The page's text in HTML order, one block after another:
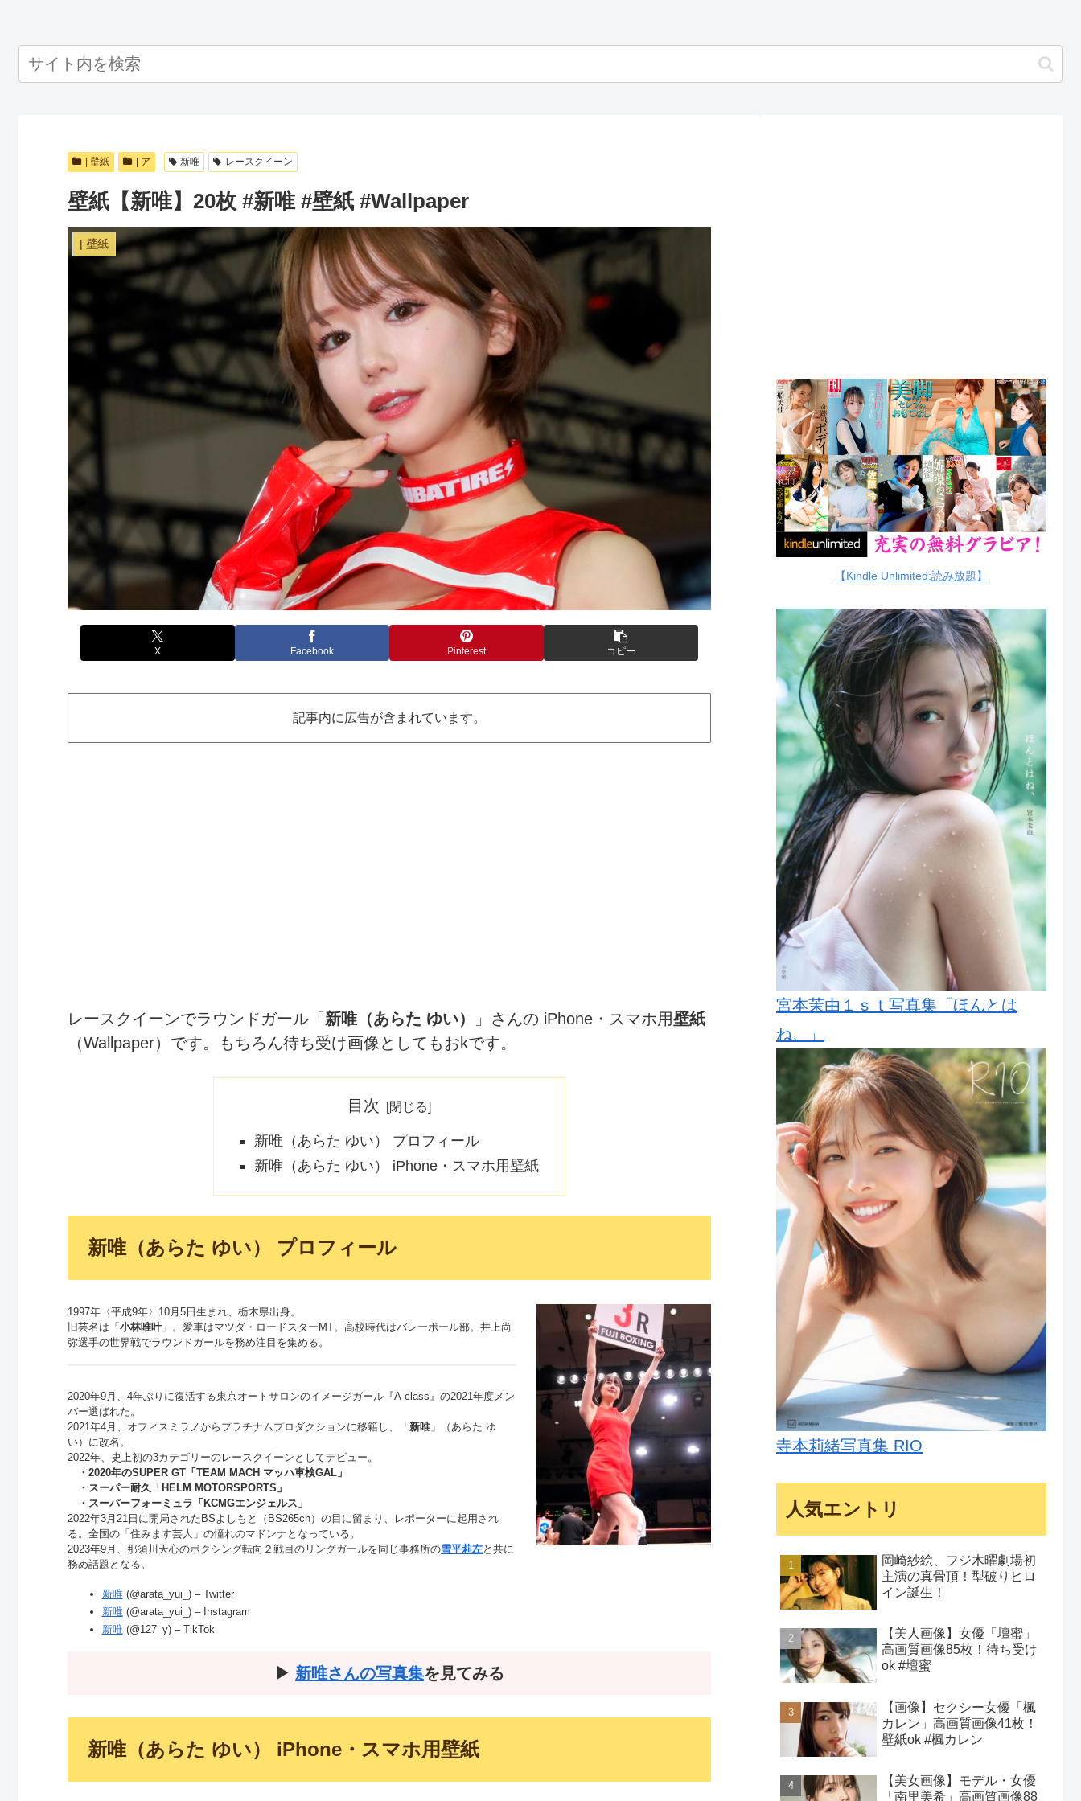
| 壁紙 | ア 新唯 レースクイーン
壁紙【新唯】20枚 #新唯 #壁紙 #Wallpaper
| 壁紙
X Facebook Pinterest コピー
記事内に広告が含まれています。
レースクイーンでラウンドガール「新唯（あらた ゆい） 」さんの iPhone・スマホ用壁紙
（Wallpaper）です。もちろん待ち受け画像としてもおkです。
目次
新唯（あらた ゆい） プロフィール
新唯（あらた ゆい） iPhone・スマホ用壁紙
新唯（あらた ゆい） プロフィール
1997年〈平成9年〉10月5日生まれ、栃木県出身。
旧芸名は「 小林唯叶」。愛車はマツダ・ロードスターMT。高校時代はバレーボール部。井上尚
弥選手の世界戦でラウンドガールを務め注目を集める。
2020年9月、4年ぶりに復活する東京オートサロンのイメージガール『A-class』の2021年度メン
バー選ばれた。
2021年4月、オフィスミラノからプラチナムプロダクションに移籍し、「 新唯 」（あらた ゆ
い）に改名。
2022年、史上初の3カテゴリーのレースクイーンとしてデビュー。
・2020年のSUPER GT「TEAM MACH マッハ車検GAL」
・スーパー耐久「HELM MOTORSPORTS」
・スーパーフォーミュラ「KCMGエンジェルス」
2022年3月21日に開局されたBSよしもと（BS265ch）の目に留まり、レポーターに起用され
る。全国の「住みます芸人」の憧れのマドンナとなっている。
2023年9月、那須川天心のボクシング転向２戦目のリングガールを同じ事務所の雪平莉左と共に
務め話題となる。
新唯(@arata_yui_) – Twitter
新唯(@arata_yui_) – Instagram
新唯(@127_y) – TikTok
▶︎ 新唯さんの写真集を見てみる
新唯（あらた ゆい） iPhone・スマホ用壁紙
【Kindle Unlimited:読み放題】
宮本茉由１ｓｔ写真集「ほんとは
ね、」
寺本莉緒写真集 RIO
人気エントリ
岡崎紗絵、フジ木曜劇場初
主演の真骨頂！型破りヒロ
イン誕生！
【美人画像】女優「壇蜜」
高画質画像85枚！待ち受け
ok #壇蜜
【画像】セクシー女優「楓
カレン」高画質画像41枚！
壁紙ok #楓カレン
【美女画像】モデル・女優
「南里美希」高画質画像88